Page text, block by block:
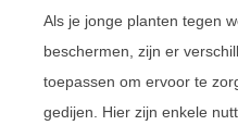
Als je jonge planten tegen
beschermen, zijn er
toepassen om ervoor te
gedijen. Hier zijn enkele